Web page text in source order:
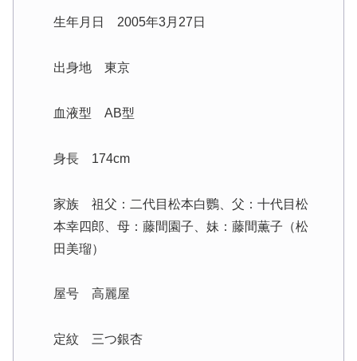
生年月日 2005年3月27日
出身地 東京
血液型 AB型
身長 174cm
家族 祖父：二代目松本白鸚、父：十代目松
本幸四郎、母：藤間園子、妹：藤間薫子（松
田美瑠）
屋号 高麗屋
定紋 三つ銀杏